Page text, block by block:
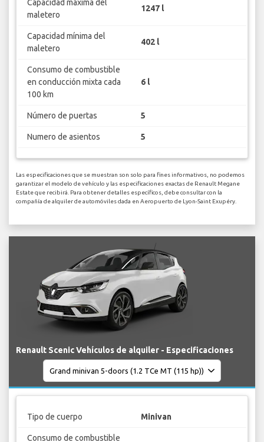
Capacidad máxima del
maletero
1247 l
Capacidad mínima del
maletero
402 l
Consumo de combustible
en conducción mixta cada
100 km
6 l
Número de puertas 5
Numero de asientos 5
Las especificaciones que se muestran son solo para fines informativos, no podemos
garantizar el modelo de vehículo y las especificaciones exactas de Renault Megane
Estate que recibirá. Para obtener detalles específicos, debe consultar con la
compañía de alquiler de automóviles dada en Aeropuerto de Lyon-Saint Exupéry.
Renault Scenic Vehículos de alquiler - Especificaciones
Tipo de cuerpo Minivan
Consumo de combustible